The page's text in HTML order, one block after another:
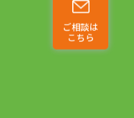
ご相談は
こちら